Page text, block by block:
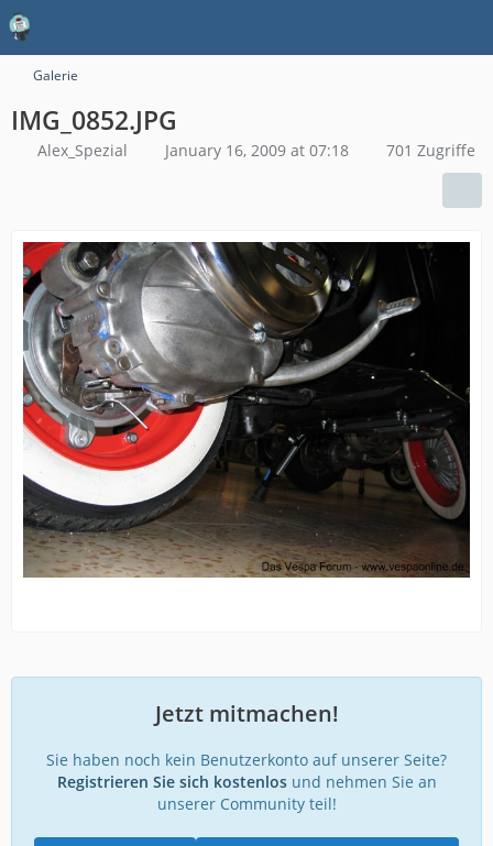
Galerie
IMG_0852.JPG
Alex_Spezial January 16, 2009 at 07:18 701 Zugriffe
Jetzt mitmachen!
Sie haben noch kein Benutzerkonto auf unserer Seite?
Registrieren Sie sich kostenlosund nehmen Sie an
unserer Community teil!